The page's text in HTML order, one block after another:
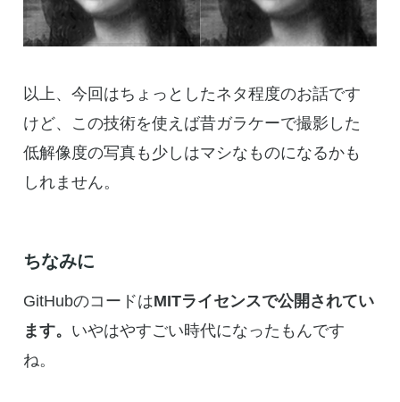
以上、今回はちょっとしたネタ程度のお話です
けど、この技術を使えば昔ガラケーで撮影した
低解像度の写真も少しはマシなものになるかも
しれません。
ちなみに
GitHubのコードはMITライセンスで公開されてい
ます。 いやはやすごい時代になったもんです
ね。